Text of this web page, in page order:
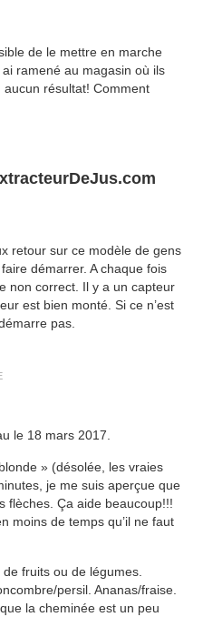
de le mettre en marche
ramené au magasin où ils
résultat! Comment
retour sur ce modèle de gens
démarrer. A chaque fois
non correct. Il y a un capteur
est bien monté. Si ce n’est
pas.
le 18 mars 2017.
» (désolée, les vraies
je me suis aperçue que
flèches. Ça aide beaucoup!!!
moins de temps qu’il ne faut
fruits ou de légumes.
persil. Ananas/fraise.
la cheminée est un peu